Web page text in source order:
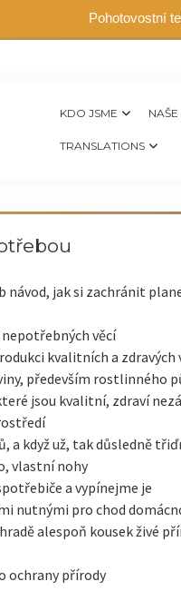
Pohotovostní
KDO JSME
TRANSLATIONS
návod, jak si zachránit
věcí
kvalitních a zdravých
především rostlinného
jsou kvalitní, zdraví
a když už, tak důsledně
vlastní nohy
a vypínejme je
nutnými pro chod
alespoň kousek živé
ochrany přírody